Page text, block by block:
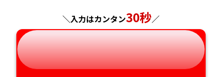
神奈川県
長野県
岐阜県
静岡県
兵庫県
奈良県
和歌山県
広島県
山口県
徳島県
長崎県
熊本県
大分県
＼入力はカンタン30秒／